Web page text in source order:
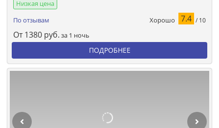
Низкая цена
По отзывам
Хорошо 7.4 / 10
От 1380 руб. за 1 ночь
ПОДРОБНЕЕ